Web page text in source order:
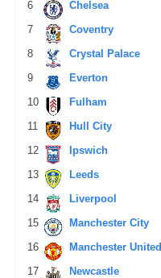
6 Chelsea
7
Coventry
8
Crystal Palace
9
Everton
10
Fulham
11
Hull City
12
Ipswich
13
Leeds
14
Liverpool
15
Manchester City
16
Manchester United
17
Newcastle